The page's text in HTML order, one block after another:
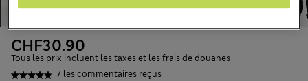
7 les commentaires reçus
CHF30.90
Tous les prix incluent les taxes et les frais de douanes